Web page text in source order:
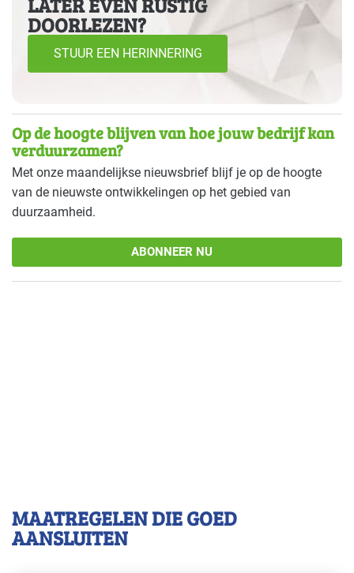
DOORLEZEN?
STUUR EEN HERINNERING
Op de hoogte blijven van hoe jouw bedrijf kan
verduurzamen?
Met onze maandelijkse nieuwsbrief blijf je op de hoogte
van de nieuwste ontwikkelingen op het gebied van
duurzaamheid.
ABONNEER NU
MAATREGELEN DIE GOED
AANSLUITEN